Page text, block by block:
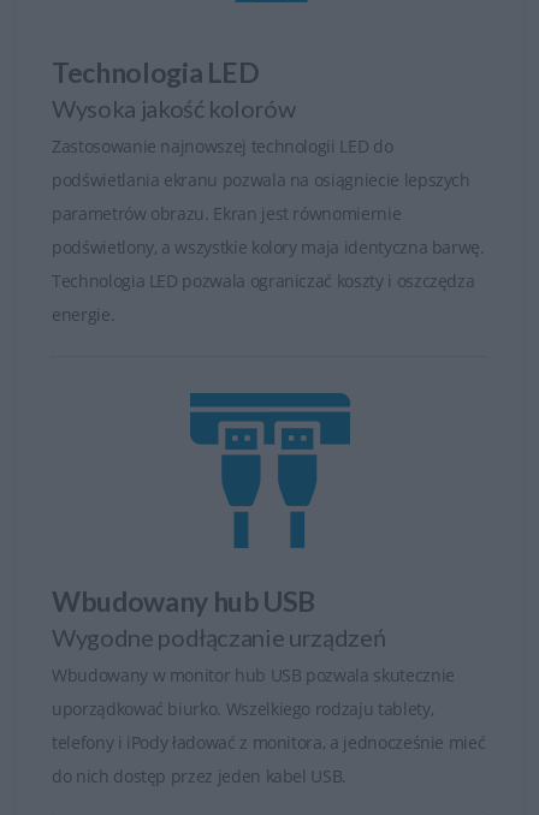
Technologia LED
Wysoka jakość kolorów
Zastosowanie najnowszej technologii LED do
podświetlania ekranu pozwala na osiągniecie lepszych
parametrów obrazu. Ekran jest równomiernie
podświetlony, a wszystkie kolory maja identyczna barwę.
Technologia LED pozwala ograniczać koszty i oszczędza
energie.
Wbudowany hub USB
Wygodne podłączanie urządzeń
Wbudowany w monitor hub USB pozwala skutecznie
uporządkować biurko. Wszelkiego rodzaju tablety,
telefony i iPody ładować z monitora, a jednocześnie mieć
do nich dostęp przez jeden kabel USB.